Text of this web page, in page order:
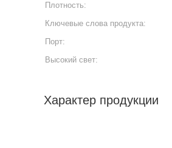
Плотность:
Ключевые слова продукта:
Порт:
Высокий свет:
Характер продукции